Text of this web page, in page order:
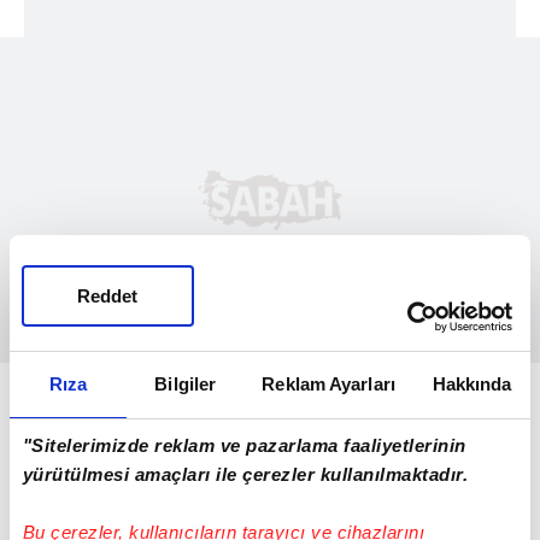
Rıza Bilgiler Reklam Ayarları Hakkında
"Sitelerimizde reklam ve pazarlama faaliyetlerinin
yürütülmesi amaçları ile çerezler kullanılmaktadır.
Bu çerezler, kullanıcıların tarayıcı ve cihazlarını
Reddet
NE YAPTI?
2-0 kaybedilen Avustralya maçında ikinci
yarıda takıma dahil olan Kenan, hiç şut
denemesinde bulunmazken yaptığı iki